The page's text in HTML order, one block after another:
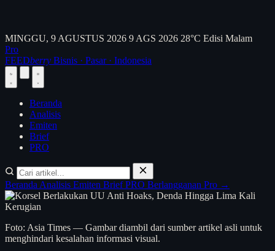
MINGGU, 9 AGUSTUS 2026 9 AGS 2026 28°C Edisi Malam
Pro
FEEDberry Bisnis · Pasar · Indonesia
Beranda
Analisis
Emiten
Brief
PRO
Beranda Analisis Emiten BriefPRO Berlangganan Pro →
Foto: Asia Times — Gambar diambil dari sumber artikel asli untuk
menghindari kesalahan informasi visual.